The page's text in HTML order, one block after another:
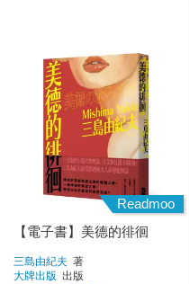
Readmoo
【電子書】美德的徘徊
三島由紀夫 著
大牌出版 出版